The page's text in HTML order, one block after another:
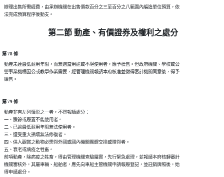
  辦理出售所需經費，由承辦機關在出售價款百分之三至百分之八範圍內編造單位預算，依
第二節 動產、有價證券及權利之處分
第 78 條
  動產未達最低耐用年限，而無適當用途或不堪使用者，應予標售。但政府機關、學校或公
  營事業機構因公或教學作業需要，經管理機關報請本府核准並徵得審計機關同意後，得予
第 79 條
  動產非有左列情形之一者，不得報請處分：
  一、賸餘或廢置不能使用者。
  二、已逾最低耐用年限無法使用者。
  三、遭受重大損壞無法修復者。
  四、供人觀賞之動物必需與外國或國內機關團體交換或贈與者。
  五、衰老或病疫之牲畜。
  前項動產，除病疫之牲畜，得由管理機關查驗屬實，先行緊急處理，並報請本府核轉審計
  機關審核外，其屬車輛、船舶者，應先向車船主管機關申請報廢登記，並註銷牌照後，始